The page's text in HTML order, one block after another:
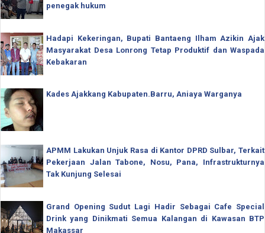
penegak hukum
Hadapi Kekeringan, Bupati Bantaeng Ilham Azikin Ajak
Masyarakat Desa Lonrong Tetap Produktif dan Waspada
Kebakaran
Kades Ajakkang Kabupaten.Barru, Aniaya Warganya
APMM Lakukan Unjuk Rasa di Kantor DPRD Sulbar, Terkait
Pekerjaan Jalan Tabone, Nosu, Pana, Infrastrukturnya
Tak Kunjung Selesai
Grand Opening Sudut Lagi Hadir Sebagai Cafe Special
Drink yang Dinikmati Semua Kalangan di Kawasan BTP
Makassar